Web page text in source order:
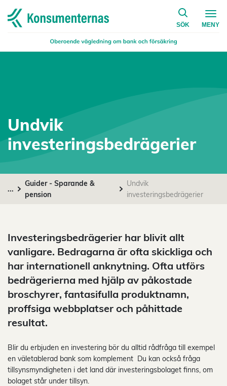
Navigera till startsidan
SÖK
på
MENY
Undvik
investeringsbedrägerier
...
Guider - Sparande &
pension
Undvik
investeringsbedrägerier
Investeringsbedrägerier har blivit allt
vanligare. Bedragarna är ofta skickliga och
har internationell anknytning. Ofta utförs
bedrägerierna med hjälp av påkostade
broschyrer, fantasifulla produktnamn,
proffsiga webbplatser och påhittade
resultat.
Blir du erbjuden en investering bör du alltid rådfråga till exempel
en väletablerad bank som komplement Du kan också fråga
tillsynsmyndigheten i det land där investeringsbolaget finns, om
bolaget står under tillsyn.